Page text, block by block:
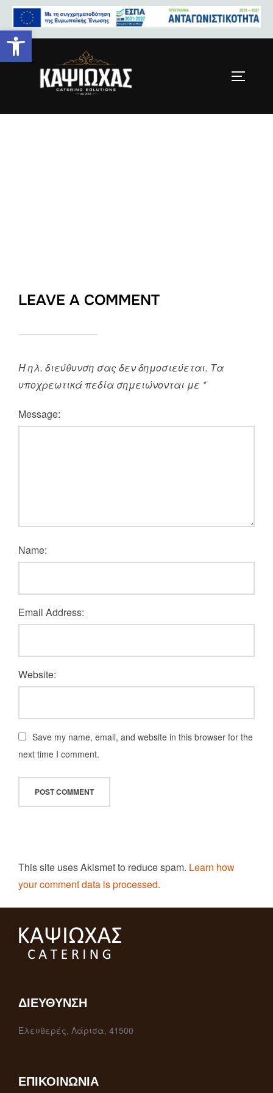
frill-free-img
LEAVE A COMMENT
Η ηλ. διεύθυνση σας δεν δημοσιεύεται. Τα
υποχρεωτικά πεδία σημειώνονται με *
Message:
Name:
Email Address:
Website:
Save my name, email, and website in this browser for the
next time I comment.
This site uses Akismet to reduce spam. Learn how
your comment data is processed.
ΔΙΕΎΘΥΝΣΗ
Ελευθερές, Λάρισα, 41500
ΕΠΙΚΟΙΝΩΝΊΑ
Ανοίξτε τη γραμμή εργαλείων